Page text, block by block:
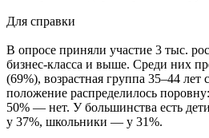
Для справки
В опросе приняли участие 3 тыс.
бизнес-класса и выше. Среди них
(69%), возрастная группа 35–44
положение распределилось
50% — нет. У большинства есть
у 37%, школьники — у 31%.